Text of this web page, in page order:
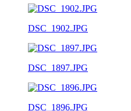
DSC_1902.JPG
DSC_1897.JPG
DSC_1896.JPG